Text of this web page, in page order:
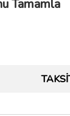
Tamamla